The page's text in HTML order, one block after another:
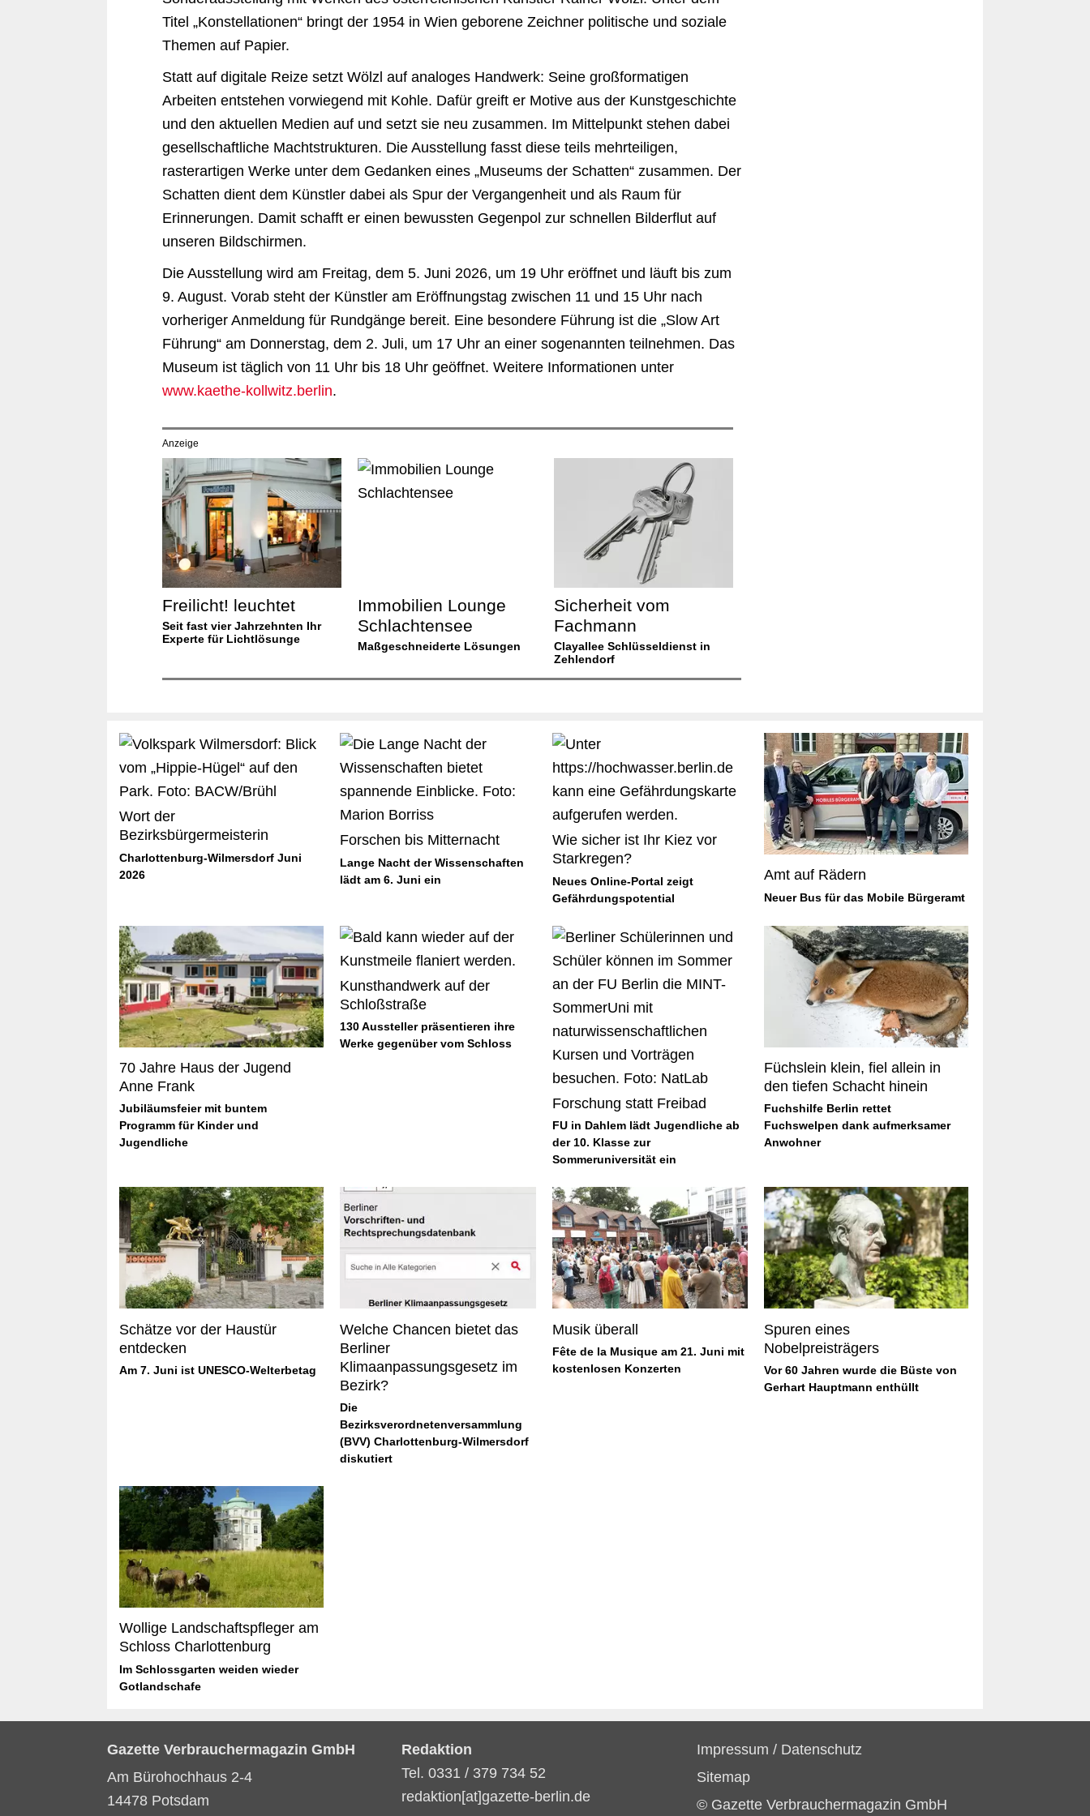
Titel „Konstellationen“ bringt der 1954 in Wien geborene Zeichner politische und soziale
Themen auf Papier.
Statt auf digitale Reize setzt Wölzl auf analoges Handwerk: Seine großformatigen
Arbeiten entstehen vorwiegend mit Kohle. Dafür greift er Motive aus der Kunstgeschichte
und den aktuellen Medien auf und setzt sie neu zusammen. Im Mittelpunkt stehen dabei
gesellschaftliche Machtstrukturen. Die Ausstellung fasst diese teils mehrteiligen,
rasterartigen Werke unter dem Gedanken eines „Museums der Schatten“ zusammen. Der
Schatten dient dem Künstler dabei als Spur der Vergangenheit und als Raum für
Erinnerungen. Damit schafft er einen bewussten Gegenpol zur schnellen Bilderflut auf
unseren Bildschirmen.
Die Ausstellung wird am Freitag, dem 5. Juni 2026, um 19 Uhr eröffnet und läuft bis zum
9. August. Vorab steht der Künstler am Eröffnungstag zwischen 11 und 15 Uhr nach
vorheriger Anmeldung für Rundgänge bereit. Eine besondere Führung ist die „Slow Art
Führung“ am Donnerstag, dem 2. Juli, um 17 Uhr an einer sogenannten teilnehmen. Das
Museum ist täglich von 11 Uhr bis 18 Uhr geöffnet. Weitere Informationen unter
www.kaethe-kollwitz.berlin.
Anzeige
Freilicht! leuchtet
Seit fast vier Jahrzehnten Ihr
Experte für Lichtlösunge
Immobilien Lounge
Schlachtensee
Maßgeschneiderte Lösungen
Sicherheit vom
Fachmann
Clayallee Schlüsseldienst in
Zehlendorf
Wort der
Bezirksbürgermeisterin
Charlottenburg-Wilmersdorf Juni
2026
Forschen bis Mitternacht
Lange Nacht der Wissenschaften
lädt am 6. Juni ein
Wie sicher ist Ihr Kiez vor
Starkregen?
Neues Online-Portal zeigt
Gefährdungspotential
Amt auf Rädern
Neuer Bus für das Mobile Bürgeramt
70 Jahre Haus der Jugend
Anne Frank
Jubiläumsfeier mit buntem
Programm für Kinder und
Jugendliche
Kunsthandwerk auf der
Schloßstraße
130 Aussteller präsentieren ihre
Werke gegenüber vom Schloss
Forschung statt Freibad
FU in Dahlem lädt Jugendliche ab
der 10. Klasse zur
Sommeruniversität ein
Füchslein klein, fiel allein in
den tiefen Schacht hinein
Fuchshilfe Berlin rettet
Fuchswelpen dank aufmerksamer
Anwohner
Schätze vor der Haustür
entdecken
Am 7. Juni ist UNESCO-Welterbetag
Welche Chancen bietet das
Berliner
Klimaanpassungsgesetz im
Bezirk?
Die
Bezirksverordnetenversammlung
(BVV) Charlottenburg-Wilmersdorf
diskutiert
Musik überall
Fête de la Musique am 21. Juni mit
kostenlosen Konzerten
Spuren eines
Nobelpreisträgers
Vor 60 Jahren wurde die Büste von
Gerhart Hauptmann enthüllt
Wollige Landschaftspfleger am
Schloss Charlottenburg
Im Schlossgarten weiden wieder
Gotlandschafe
Gazette Verbrauchermagazin GmbH
Am Bürohochhaus 2-4
14478 Potsdam
Redaktion
Tel. 0331 / 379 734 52
redaktion[at]gazette-berlin.de
Impressum / Datenschutz
Sitemap
© Gazette Verbrauchermagazin GmbH